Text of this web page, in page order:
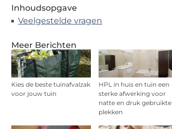
Inhoudsopgave
Veelgestelde vragen
Meer Berichten
Kies de beste tuinafvalzak
voor jouw tuin
HPL in huis en tuin een
sterke afwerking voor
natte en druk gebruikte
plekken